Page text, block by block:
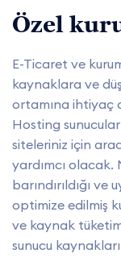
Özel
E-Ticaret ve
kaynaklara ve
ortamına ihtiyaç
Hosting
siteleriniz için
yardımcı olacak.
barındırıldığı
optimize edilmiş
ve kaynak
sunucu